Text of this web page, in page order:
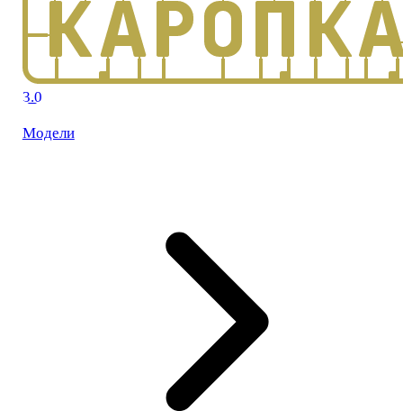
3.0
Модели